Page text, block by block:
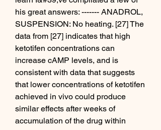
his great answers: ------- ANADROL,
SUSPENSION: No heating. [27] The
data from [27] indicates that high
ketotifen concentrations can
increase cAMP levels, and is
consistent with data that suggests
that lower concentrations of ketotifen
achieved in vivo could produce
similar effects after weeks of
accumulation of the drug within